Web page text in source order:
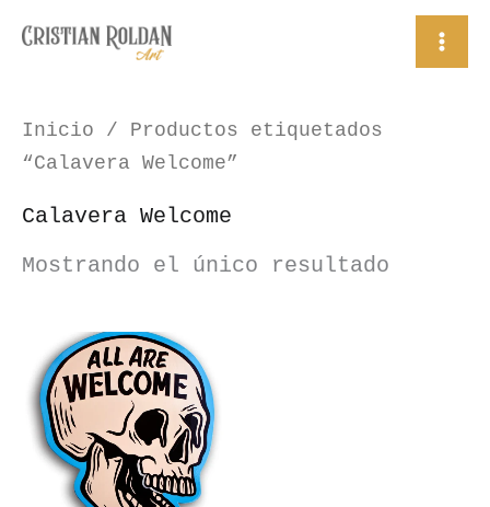
al
Inicio / Productos etiquetados
“Calavera Welcome”
Calavera Welcome
Mostrando el único resultado